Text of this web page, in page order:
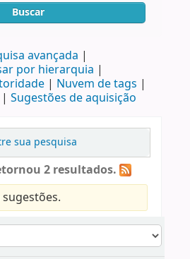
Buscar
avançada
por hierarquia
Nuvem de tags
Sugestões de aquisição
sua pesquisa
2 resultados.